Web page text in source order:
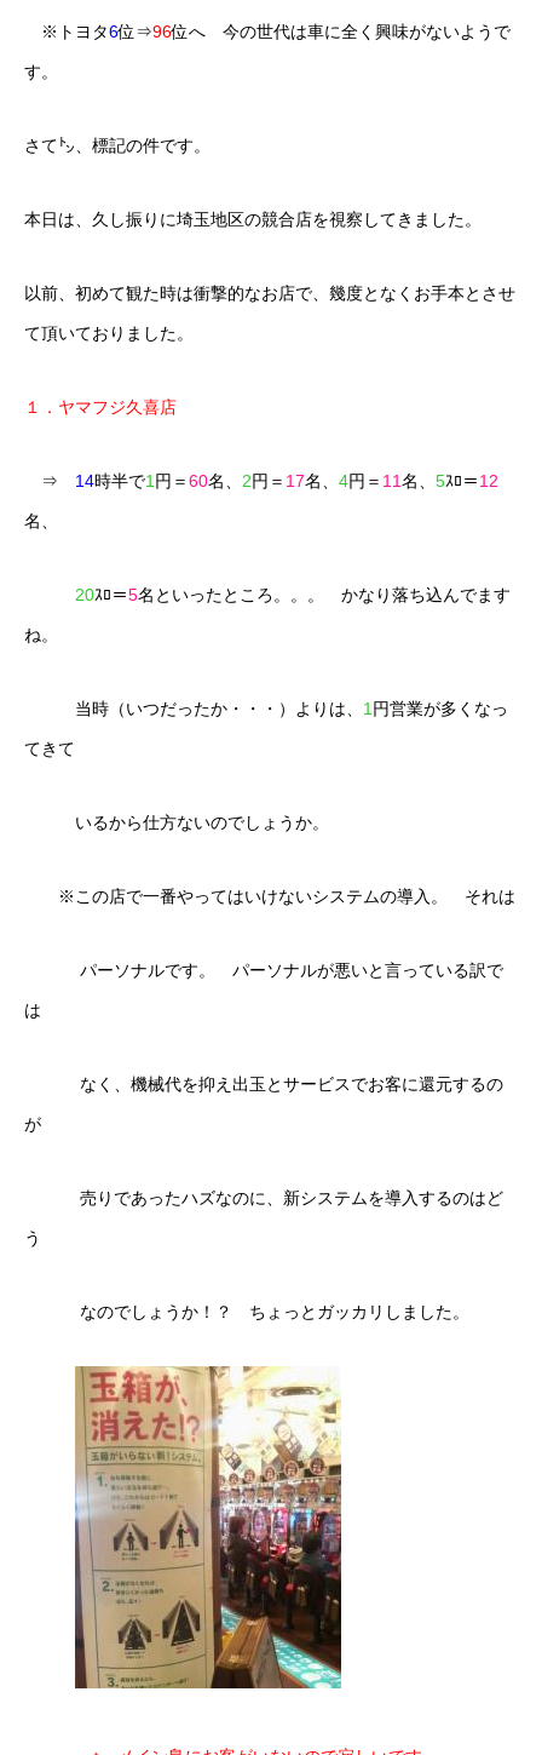
※トヨタ6位⇒96位へ 今の世代は車に全く興味がないようで
す。
さて㌧、標記の件です。
本日は、久し振りに埼玉地区の競合店を視察してきました。
以前、初めて観た時は衝撃的なお店で、幾度となくお手本とさせ
て頂いておりました。
１．ヤマフジ久喜店
⇒ 14時半で1 円＝60名、 2円＝ 17名、 4円＝ 11名、 5ｽﾛ＝12
名、
20ｽﾛ＝5名といったところ。。。 かなり落ち込んでます
ね。
当時（いつだったか・・・）よりは、 1 円営業が多くなっ
てきて
いるから仕方ないのでしょうか。
※この店で一番やってはいけないシステムの導入。 それは
パーソナルです。 パーソナルが悪いと言っている訳で
は
なく、機械代を抑え出玉とサービスでお客に還元するの
が
売りであったハズなのに、新システムを導入するのはど
う
なのでしょうか！？ ちょっとガッカリしました。